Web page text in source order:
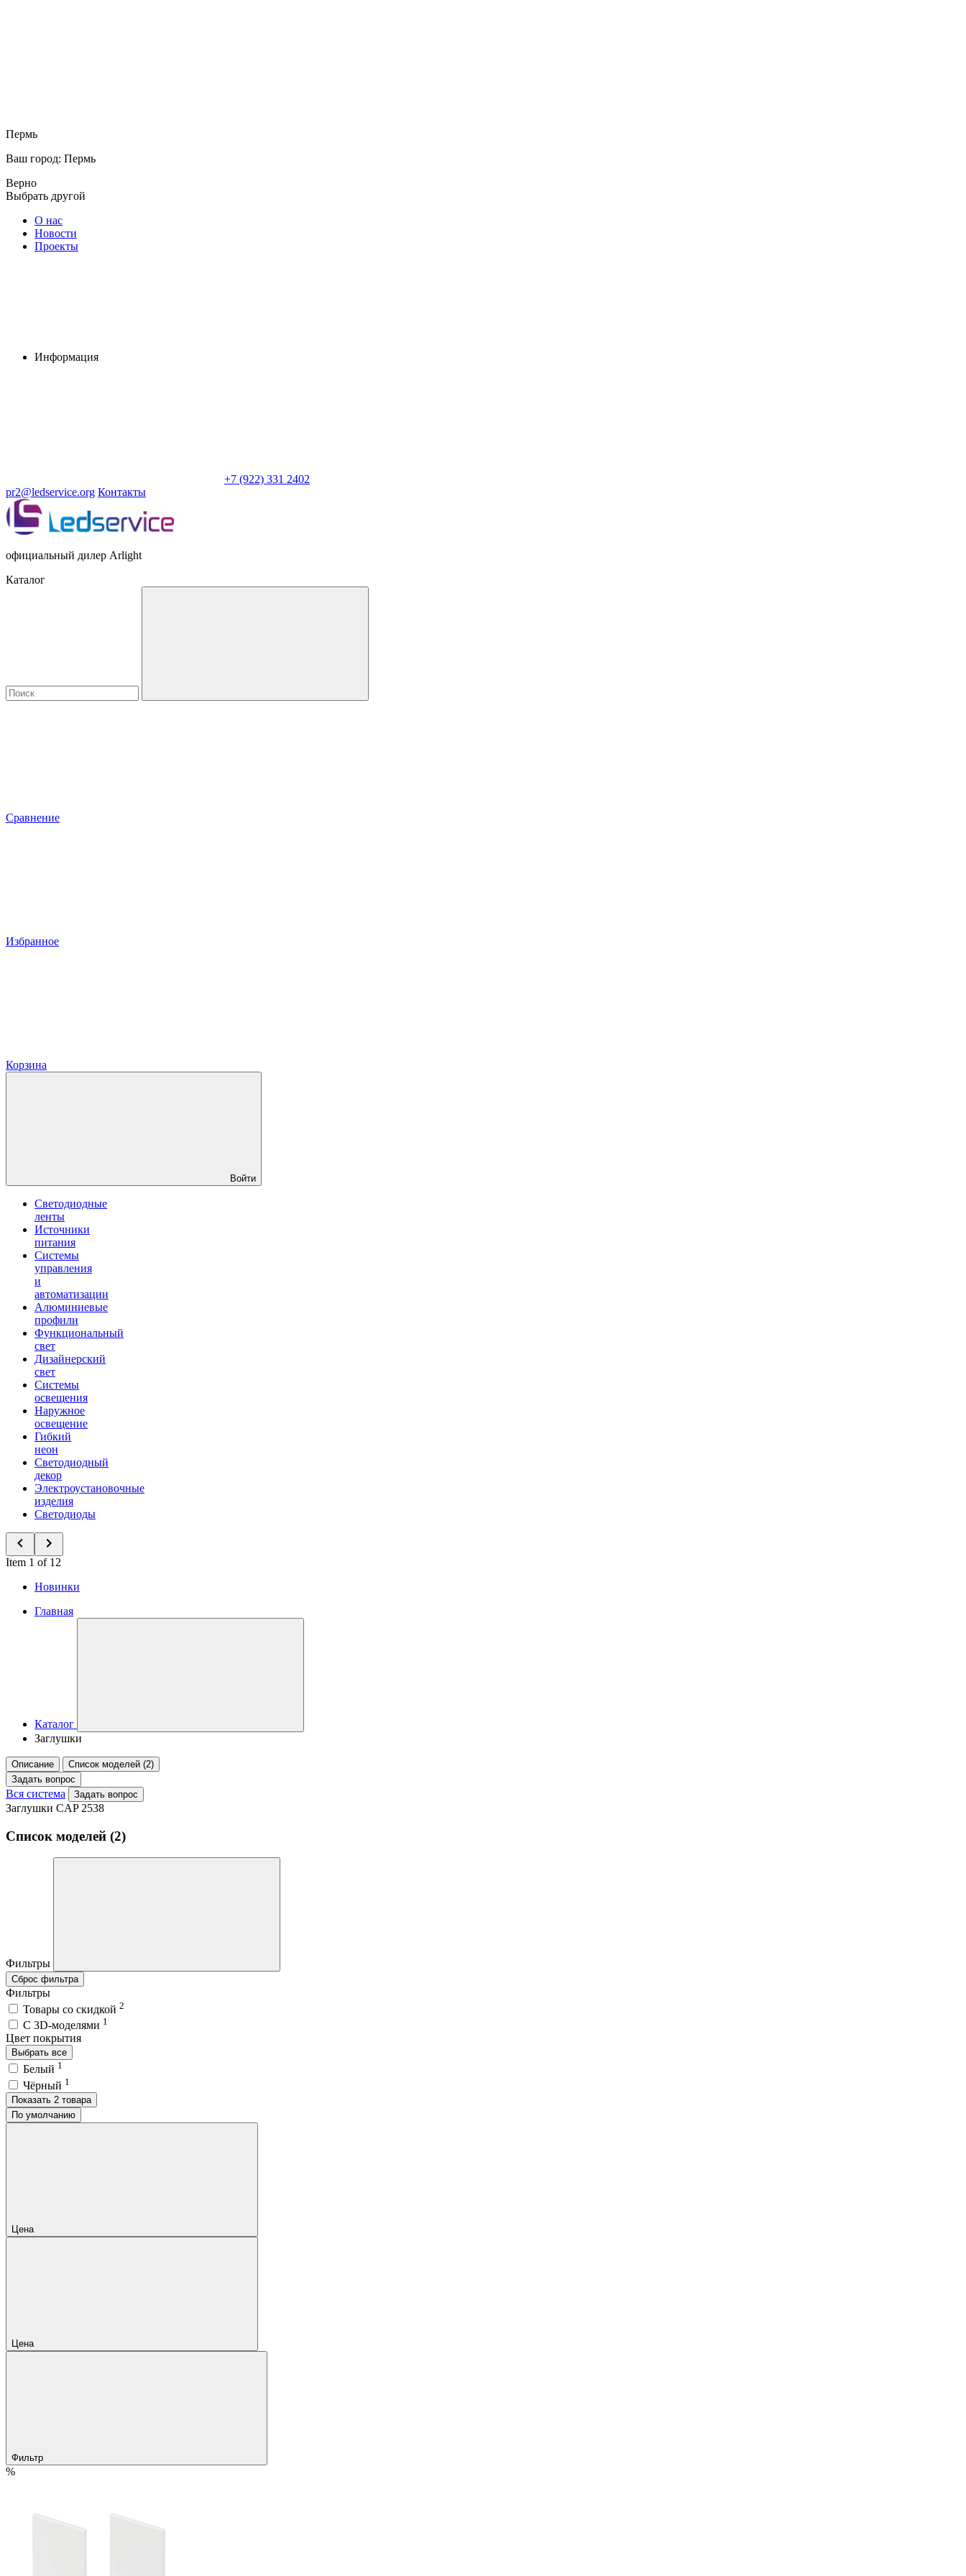
Пермь
Ваш город: Пермь
Верно
Выбрать другой
О нас
Новости
Проекты
Информация
+7 (922) 331 2402
pr2@ledservice.org Контакты
официальный дилер Arlight
Каталог
Сравнение
Избранное
Корзина
Войти
Светодиодные
ленты
Источники
питания
Системы
управления
и
автоматизации
Алюминиевые
профили
Функциональный
свет
Дизайнерский
свет
Системы
освещения
Наружное
освещение
Гибкий
неон
Светодиодный
декор
Электроустановочные
изделия
Светодиоды
Item 1 of 12
Новинки
Главная
Каталог
Заглушки
Описание
Список моделей (2)
Задать вопрос
Вся система Задать вопрос
Заглушки CAP 2538
Список моделей (2)
Фильтры
Сброс фильтра
Фильтры
Товары со скидкой 2
C 3D-моделями 1
Цвет покрытия
Выбрать все
Белый 1
Чёрный 1
Показать 2 товара
По умолчанию
Цена
Цена
Фильтр
%